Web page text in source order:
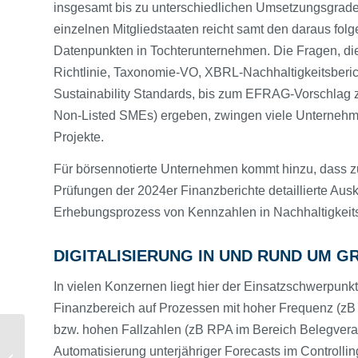
insgesamt bis zu unterschiedlichen
einzelnen Mitgliedstaaten reicht samt den daraus
Datenpunkten in Tochterunternehmen. Die Fragen,
Richtlinie, Taxonomie-VO, XBRL-
Sustainability Standards, bis zum EFRAG-
Non-Listed SMEs) ergeben, zwingen viele
Projekte.
Für börsennotierte Unternehmen kommt hinzu, dass
Prüfungen der 2024er Finanzberichte detaillierte
Erhebungsprozess von Kennzahlen in
DIGITALISIERUNG IN UND RUND UM
In vielen Konzernen liegt hier der
Finanzbereich auf Prozessen mit hoher Frequenz
bzw. hohen Fallzahlen (zB RPA im Bereich
Automatisierung unterjähriger Forecasts im
Interview mit Emil, dem
Elch – Auf